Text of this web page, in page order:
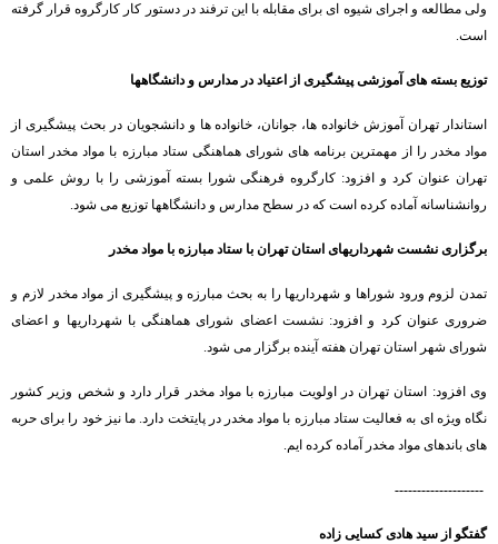
ولی مطالعه و اجرای شیوه ای برای مقابله با این ترفند در دستور کار کارگروه قرار گرفته
است.
توزیع بسته های آموزشی پیشگیری از اعتیاد در مدارس و دانشگاهها
استاندار تهران آموزش خانواده ها، جوانان، خانواده ها و دانشجویان در بحث پیشگیری از
مواد مخدر را از مهمترین برنامه های شورای هماهنگی ستاد مبارزه با مواد مخدر استان
تهران عنوان کرد و افزود: کارگروه فرهنگی شورا بسته آموزشی را با روش علمی و
روانشناسانه آماده کرده است که در سطح مدارس و دانشگاهها توزیع می شود.
برگزاری نشست شهرداریهای استان تهران با ستاد مبارزه با مواد مخدر
تمدن لزوم ورود شوراها و شهرداریها را به بحث مبارزه و پیشگیری از مواد مخدر لازم و
ضروری عنوان کرد و افزود: نشست اعضای شورای هماهنگی با شهرداریها و اعضای
شورای شهر استان تهران هفته آینده برگزار می شود.
وی افزود: استان تهران در اولویت مبارزه با مواد مخدر قرار دارد و شخص وزیر کشور
نگاه ویژه ای به فعالیت ستاد مبارزه با مواد مخدر در پایتخت دارد. ما نیز خود را برای حربه
های باندهای مواد مخدر آماده کرده ایم.
--------------------
گفتگو از سید هادی کسایی زاده